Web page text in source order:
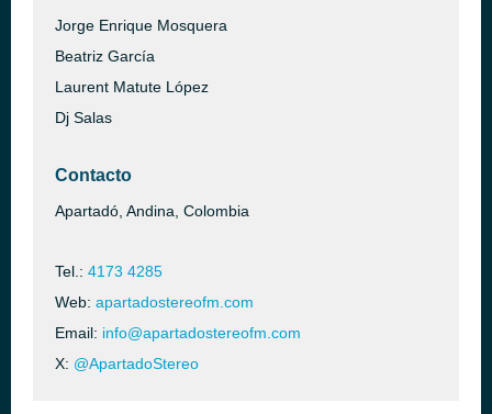
Jorge Enrique Mosquera
Beatriz García
Laurent Matute López
Dj Salas
Contacto
Apartadó, Andina, Colombia
Tel.: 4173 4285
Web: apartadostereofm.com
Email: info@apartadostereofm.com
X: @ApartadoStereo